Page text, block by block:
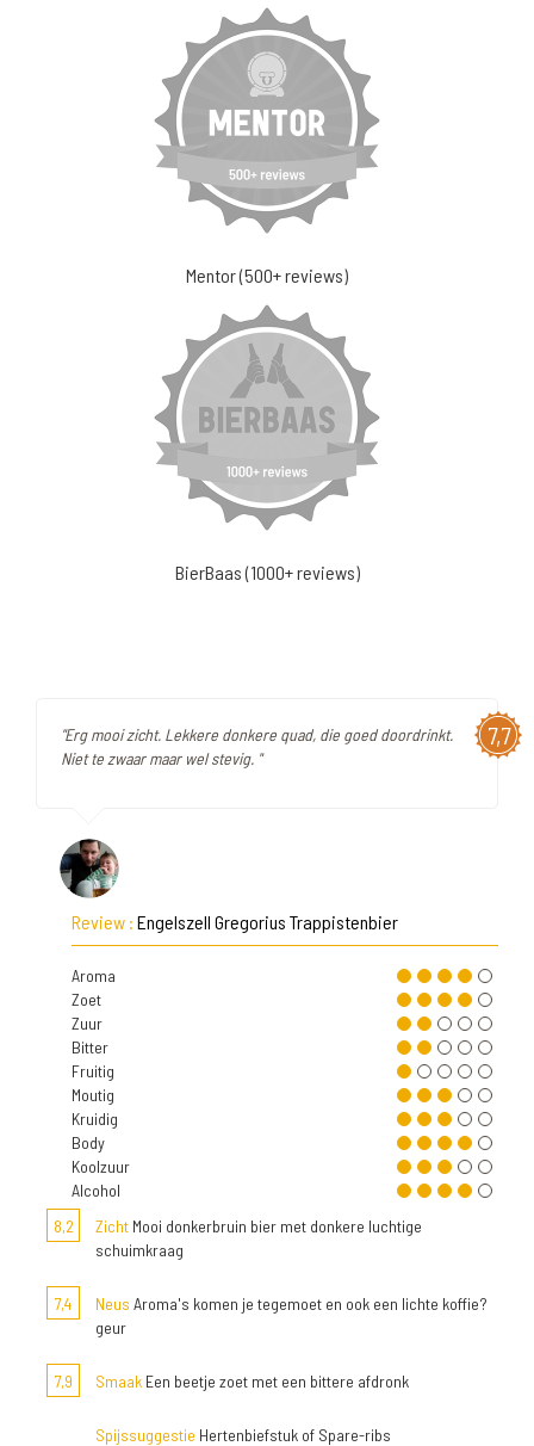
Mentor (500+ reviews)
BierBaas (1000+ reviews)
7,7
"Erg mooi zicht. Lekkere donkere quad, die goed doordrinkt.
Niet te zwaar maar wel stevig. "
Review : Engelszell Gregorius Trappistenbier
Aroma
Zoet
Zuur
Bitter
Fruitig
Moutig
Kruidig
Body
Koolzuur
Alcohol
8,2
Zicht Mooi donkerbruin bier met donkere luchtige
schuimkraag
7,4 Neus Aroma's komen je tegemoet en ook een lichte koffie?
geur
7,9 Smaak Een beetje zoet met een bittere afdronk
Spijssuggestie Hertenbiefstuk of Spare-ribs